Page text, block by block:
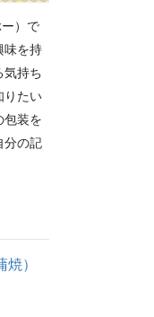
）で
味を持
気持ち
りたい
包装を
分の記
）